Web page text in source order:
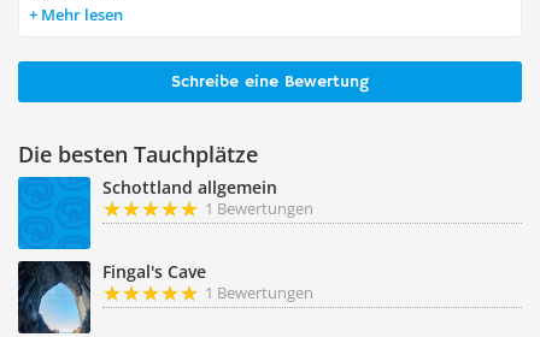
Mehr lesen
Schreibe eine Bewertung
Die besten Tauchplätze
Schottland allgemein
1 Bewertungen
Fingal's Cave
1 Bewertungen